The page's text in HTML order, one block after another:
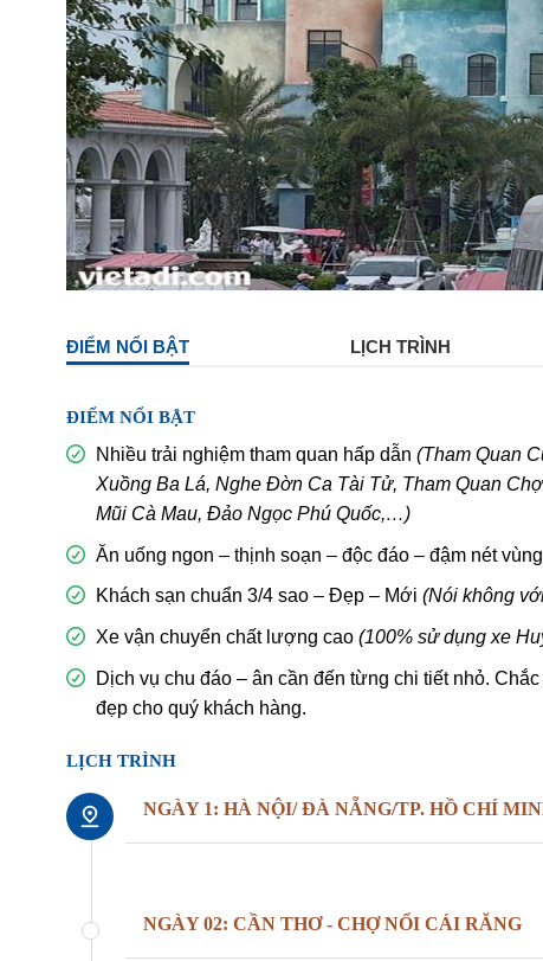
ĐIỂM NỔI BẬT LỊCH TRÌNH
ĐIỂM NỔI BẬT
Nhiều trải nghiệm tham quan hấp dẫn (Tham Quan
Xuồng Ba Lá, Nghe Đờn Ca Tài Tử, Tham Quan
Mũi Cà Mau, Đảo Ngọc Phú Quốc,…)
Ăn uống ngon – thịnh soạn – độc đáo – đậm nét
Khách sạn chuẩn 3/4 sao – Đẹp – Mới (Nói không
Xe vận chuyển chất lượng cao (100% sử dụng xe
Dịch vụ chu đáo – ân cần đến từng chi tiết nhỏ.
đẹp cho quý khách hàng.
LỊCH TRÌNH
NGÀY 1: HÀ NỘI/ ĐÀ NẴNG/TP. HỒ CHÍ
NGÀY 02: CẦN THƠ - CHỢ NỔI CÁI RĂNG